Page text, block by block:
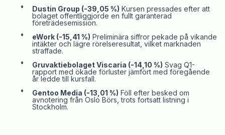
•
Dustin Group (-39,05 %) Kursen pressades efter att
bolaget offentliggjorde en fullt garanterad
företrädesemission.
•
eWork (-15,41 %) Preliminära siffror pekade på vikande
intäkter och lägre rörelseresultat, vilket marknaden
straffade.
•
GruvaktiebolagetViscaria (-14,10 %) Svag Q1-
rapport med ökade förluster jämfört med föregående
år ledde till kursfall.
•
Gentoo Media (-13,01 %) Föll efter besked om
avnotering från Oslo Börs, trots fortsatt listning i
Stockholm.